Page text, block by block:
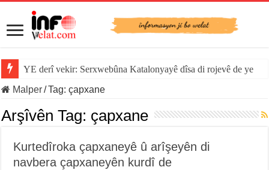
YE derî vekir: Serxwebûna Katalonyayê dîsa di rojevê de ye
Malper/Tag:çapxane
Arşîvên Tag: çapxane
Kurtedîroka çapxaneyê û arîşeyên di
navbera çapxaneyên kurdî de